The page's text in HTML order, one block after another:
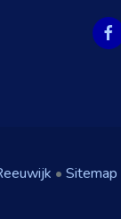
• Sitemap